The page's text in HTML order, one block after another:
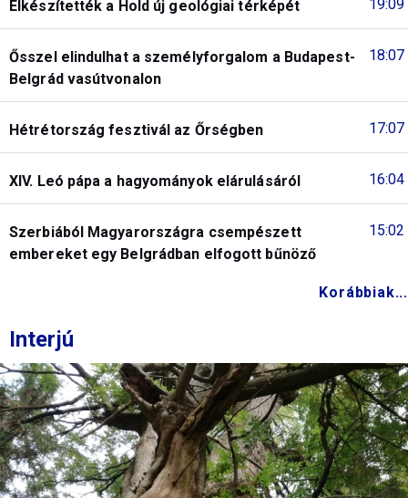
19:09
Elkészítették a Hold új geológiai térképét
18:07
Ősszel elindulhat a személyforgalom a Budapest-
Belgrád vasútvonalon
17:07
Hétrétország fesztivál az Őrségben
16:04
XIV. Leó pápa a hagyományok elárulásáról
15:02
Szerbiából Magyarországra csempészett
embereket egy Belgrádban elfogott bűnöző
Korábbiak...
Interjú